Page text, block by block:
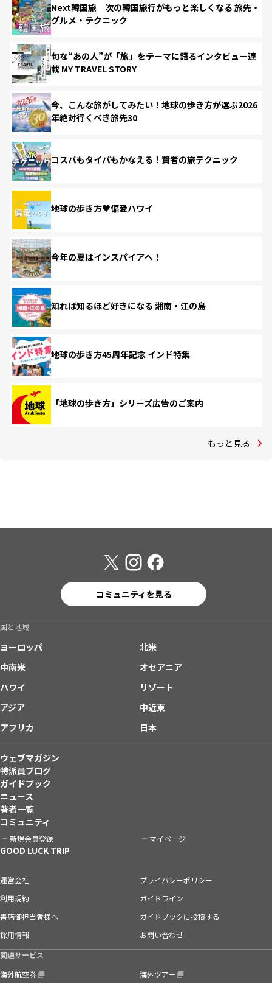
Next韓国旅 次の韓国旅行がもっと楽しくなる 旅先・
グルメ・テクニック
旬な“あの人”が「旅」をテーマに語るインタビュー連
載 MY TRAVEL STORY
今、こんな旅がしてみたい！地球の歩き方が選ぶ2026
年絶対行くべき旅先30
コスパもタイパもかなえる！賢者の旅テクニック
地球の歩き方♥偏愛ハワイ
今年の夏はインスパイアへ！
知れば知るほど好きになる 湘南・江の島
地球の歩き方45周年記念 インド特集
「地球の歩き方」シリーズ広告のご案内
もっと見る
コミュニティを見る
国と地域
ヨーロッパ
北米
中南米
オセアニア
ハワイ
リゾート
アジア
中近東
アフリカ
日本
ウェブマガジン
特派員ブログ
ガイドブック
ニュース
著者一覧
コミュニティ
新規会員登録 マイページ
GOOD LUCK TRIP
運営会社
プライバシーポリシー
利用規約
ガイドライン
書店御担当者様へ
ガイドブックに投稿する
採用情報
お問い合わせ
関連サービス
海外航空券
海外ツアー